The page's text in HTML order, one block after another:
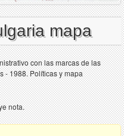
mapa
con las marcas de las
- 1988. Políticas y mapa
nota.